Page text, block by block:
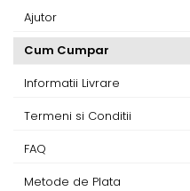
Ajutor
Cum Cumpar
Informatii Livrare
Termeni si Conditii
FAQ
Metode de Plata